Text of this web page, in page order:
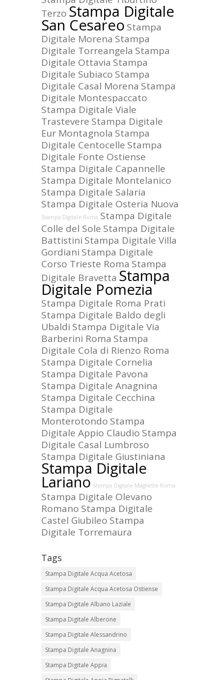
Terzo Stampa Digitale
San Cesareo Stampa
Digitale Morena Stampa
Digitale Torreangela Stampa
Digitale Ottavia Stampa
Digitale Subiaco Stampa
Digitale Casal Morena Stampa
Digitale Montespaccato
Stampa Digitale Viale
Trastevere Stampa Digitale
Eur Montagnola Stampa
Digitale Centocelle Stampa
Digitale Fonte Ostiense
Stampa Digitale Capannelle
Stampa Digitale Montelanico
Stampa Digitale Salaria
Stampa Digitale Osteria Nuova
Stampa Digitale Roma Stampa Digitale
Colle del Sole Stampa Digitale
Battistini Stampa Digitale Villa
Gordiani Stampa Digitale
Corso Trieste Roma Stampa
Digitale Bravetta Stampa
Digitale Pomezia
Stampa Digitale Roma Prati
Stampa Digitale Baldo degli
Ubaldi Stampa Digitale Via
Barberini Roma Stampa
Digitale Cola di Rienzo Roma
Stampa Digitale Cornelia
Stampa Digitale Pavona
Stampa Digitale Anagnina
Stampa Digitale Cecchina
Stampa Digitale
Monterotondo Stampa
Digitale Appio Claudio Stampa
Digitale Casal Lumbroso
Stampa Digitale Giustiniana
Stampa Digitale
Lariano Stampa Digitale Magliette Roma
Stampa Digitale Olevano
Romano Stampa Digitale
Castel Giubileo Stampa
Digitale Torremaura
Tags
Stampa Digitale Acqua Acetosa
Stampa Digitale Acqua Acetosa Ostiense
Stampa Digitale Albano Laziale
Stampa Digitale Alberone
Stampa Digitale Alessandrino
Stampa Digitale Anagnina
Stampa Digitale Appia